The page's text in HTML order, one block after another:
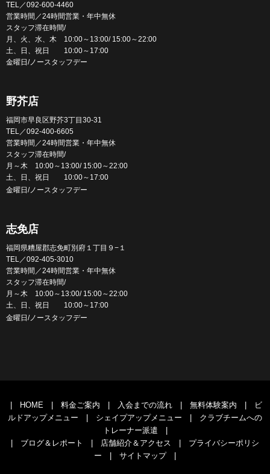
TEL／092-600-4460
営業時間／24時間営業・年中無休
スタッフ滞在時間/
月、火、水、木 10:00～13:00/ 15:00～22:00
土、日、祝日 10:00～17:00
金曜日/ノースタッフデー
野芥店
福岡市早良区野芥3丁目30-31
TEL／092-400-6605
営業時間／24時間営業・年中無休
スタッフ滞在時間/
月～木 10:00～13:00/ 15:00～22:00
土、日、祝日 10:00～17:00
金曜日/ノースタッフデー
志免店
福岡県糟屋郡志免町別府１丁目９−１
TEL／092-405-3010
営業時間／24時間営業・年中無休
スタッフ滞在時間/
月～木 10:00～13:00/ 15:00～22:00
土、日、祝日 10:00～17:00
金曜日/ノースタッフデー
HOME 料金ご案内 入会までの流れ 無料体験案内
ビ
ルドアップメニュー
シェイプアップメニュー
クラブチームへの
トレーナー派遣
ブログ＆レポート 店舗紹介＆アクセス
プライバシーポリシ
ー
サイトマップ|